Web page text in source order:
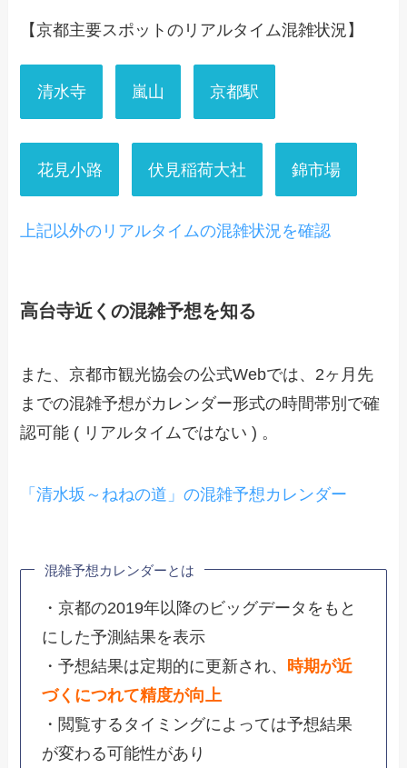
【京都主要スポットのリアルタイム混雑状況】
清水寺 嵐山 京都駅
花見小路 伏見稲荷大社 錦市場
上記以外のリアルタイムの混雑状況を確認
高台寺近くの混雑予想を知る
また、京都市観光協会の公式Webでは、2ヶ月先
までの混雑予想がカレンダー形式の時間帯別で確
認可能 ( リアルタイムではない ) 。
「清水坂～ねねの道」の混雑予想カレンダー
混雑予想カレンダーとは
・京都の2019年以降のビッグデータをもと
にした予測結果を表示
・予想結果は定期的に更新され、 時期が近
づくにつれて精度が向上
・閲覧するタイミングによっては予想結果
が変わる可能性があり